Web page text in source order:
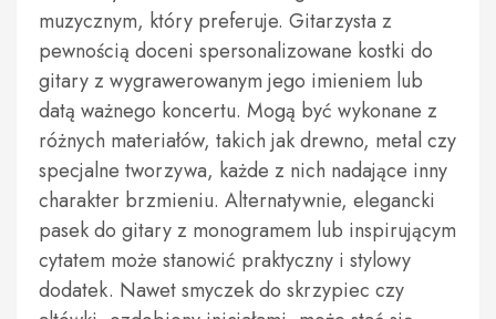
muzycznym, który preferuje. Gitarzysta z
pewnością doceni spersonalizowane kostki do
gitary z wygrawerowanym jego imieniem lub
datą ważnego koncertu. Mogą być wykonane z
różnych materiałów, takich jak drewno, metal czy
specjalne tworzywa, każde z nich nadające inny
charakter brzmieniu. Alternatywnie, elegancki
pasek do gitary z monogramem lub inspirującym
cytatem może stanowić praktyczny i stylowy
dodatek. Nawet smyczek do skrzypiec czy